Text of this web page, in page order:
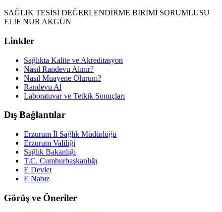
SAĞLIK TESİSİ DEĞERLENDİRME BİRİMİ SORUMLUSU
ELİF NUR AKGÜN
Linkler
Sağlıkta Kalite ve Akreditasyon
Nasıl Randevu Alınır?
Nasıl Muayene Olurum?
Randevu Al
Laboratuvar ve Tetkik Sonuçları
Dış Bağlantılar
Erzurum İl Sağlık Müdürlüğü
Erzurum Valiliği
Sağlık Bakanlığı
T.C. Cumhurbaşkanlığı
E Devlet
E Nabız
Görüş ve Öneriler